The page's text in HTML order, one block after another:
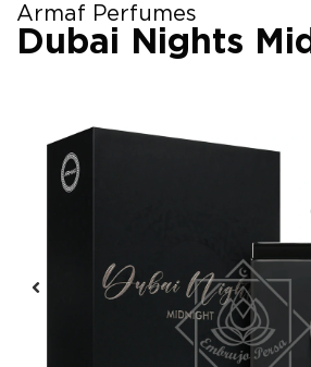
Armaf Perfumes
Dubai Nights